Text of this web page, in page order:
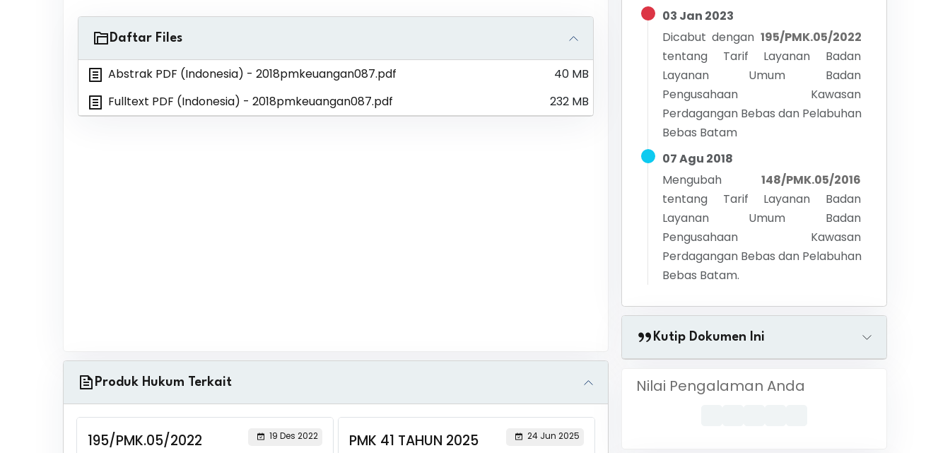
Daftar Files
Abstrak PDF (Indonesia) - 2018pmkeuangan087.pdf
40 MB
Fulltext PDF (Indonesia) - 2018pmkeuangan087.pdf 232 MB
Produk Hukum Terkait
195/PMK.05/2022
19 Des 2022
PMK 41 TAHUN 2025
24 Jun 2025
03 Jan 2023
Dicabut dengan 195/PMK.05/2022
tentang Tarif Layanan Badan
Layanan Umum Badan
Pengusahaan Kawasan
Perdagangan Bebas dan Pelabuhan
Bebas Batam
07 Agu 2018
Mengubah
148/PMK.05/2016
tentang Tarif Layanan Badan
Layanan Umum Badan
Pengusahaan Kawasan
Perdagangan Bebas dan Pelabuhan
Bebas Batam.
Kutip Dokumen Ini
Nilai Pengalaman Anda